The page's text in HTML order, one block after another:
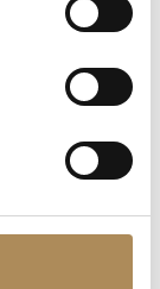
clientele?
events?